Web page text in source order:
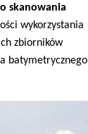
skanowania
wykorzystania
zbiorników
batymetrycznego